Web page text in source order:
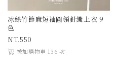
冰絲竹節麻短袖圓領針織上衣 9
色
550
被加購物車 136 次